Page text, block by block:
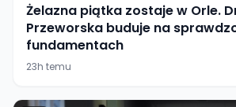
Żelazna piątka zostaje w Orle.
Przeworska buduje na
fundamentach
23h temu